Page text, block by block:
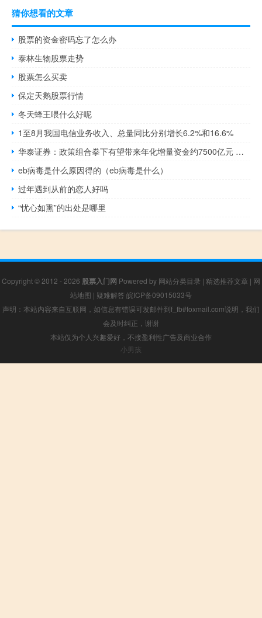
猜你想看的文章
股票的资金密码忘了怎么办
泰林生物股票走势
股票怎么买卖
保定天鹅股票行情
冬天蜂王喂什么好呢
1至8月我国电信业务收入、总量同比分别增长6.2%和16.6%
华泰证券：政策组合拳下有望带来年化增量资金约7500亿元 显著改善内部资金面
eb病毒是什么原因得的（eb病毒是什么）
过年遇到从前的恋人好吗
“忧心如熏”的出处是哪里
Copyright © 2012 - 2026 股票入门网 Powered by 网站分类目录 | 精选推荐文章 | 网
站地图 | 疑难解答 皖ICP备09015033号
声明：本站内容来自互联网，如信息有错误可发邮件到f_fb#foxmail.com说明，我们
会及时纠正，谢谢
本站仅为个人兴趣爱好，不接盈利性广告及商业合作
小男孩